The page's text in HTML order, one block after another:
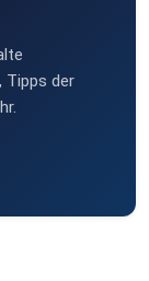
Tipps der